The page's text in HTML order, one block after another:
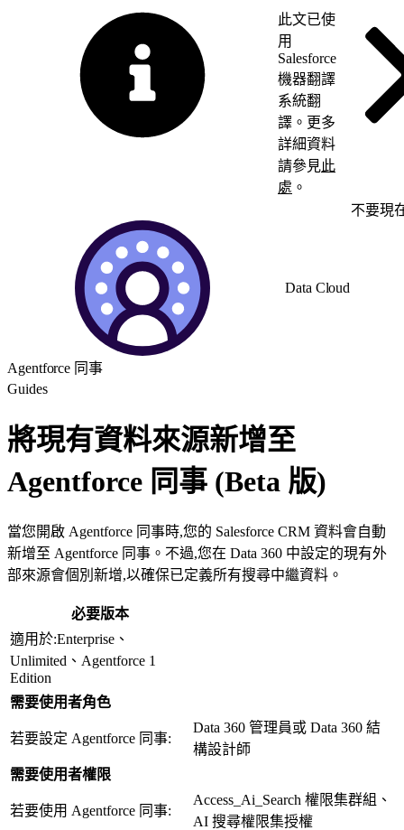
此文已使
用
Salesforce
機器翻譯
系統翻
譯。更多
詳細資料
請參見此
處 。
不要現
Data Cloud
Agentforce 同事
Guides
將現有資料來源新增至
Agentforce 同事 (Beta 版)
當您開啟 Agentforce 同事時,您的 Salesforce CRM 資料會自動
新增至 Agentforce 同事。不過,您在 Data 360 中設定的現有外
部來源會個別新增,以確保已定義所有搜尋中繼資料。
必要版本
適用於:Enterprise、
Unlimited、Agentforce 1
Edition
需要使用者角色
若要設定 Agentforce 同事:
Data 360 管理員或 Data 360 結
構設計師
需要使用者權限
若要使用 Agentforce 同事:
Access_Ai_Search 權限集群組、
AI 搜尋權限集授權